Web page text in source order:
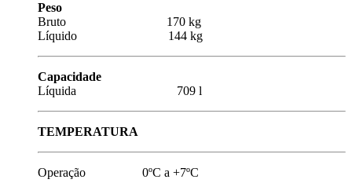
Peso
Bruto 170 kg
Líquido 144 kg
Capacidade
Líquida 709 l
TEMPERATURA
Operação 0ºC a +7ºC